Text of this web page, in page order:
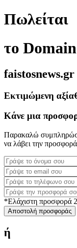
Πωλείται
το
faistosnews.gr
Εκτιμώμενη αξία
Κάνε μια
Παρακαλώ
να λάβει την
*Ελάχιστη προσφορά
Αποστολή προσφοράς
ή